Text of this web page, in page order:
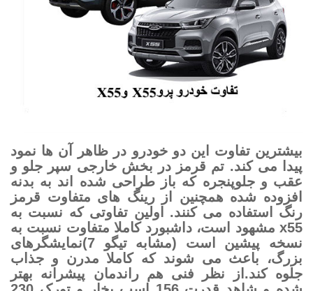
بیشترین تفاوت این دو خودرو در ظاهر آن ها نمود
پیدا می کند. تم قرمز در بخش خارجی سپر جلو و
عقب و جلوپنجره که باز طراحی شده اند به بدنه
افزوده شده همچنین از رینگ های متفاوت قرمز
رنگ استفاده می کنند. اولین تفاوتی که نسبت به
x55 مشهود است، داشبورد کاملا متفاوت نسبت به
نسخه پیشین است (مشابه تیگو 7)نمایشگرهای
بزرگ، باعث می شوند که کاملا مدرن و جذاب
جلوه کند.از نظر فنی هم راندمان پیشرانه بهتر